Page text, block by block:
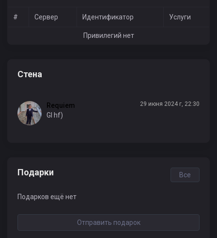
# Сервер Идентификатор Услуги
Привилегий нет
Стена
Requiem 29 июня 2024 г, 22:30
Gl hf)
Подарки Все
Подарков ещё нет
Отправить подарок